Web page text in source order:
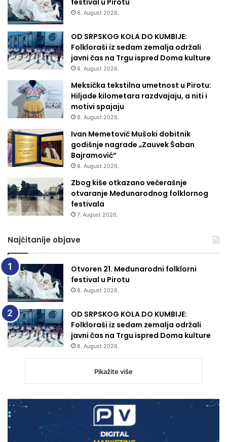
8. August 2026.
OD SRPSKOG KOLA DO KUMBIJE:
Folkloraši iz sedam zemalja održali
javni čas na Trgu ispred Doma kulture
8. August 2026.
Meksička tekstilna umetnost u Pirotu:
Hiljade kilometara razdvajaju, a niti i
motivi spajaju
8. August 2026.
Ivan Memetović Mušoki dobitnik
godišnje nagrade „Zauvek Šaban
Bajramović“
8. August 2026.
Zbog kiše otkazano večerašnje
otvaranje Međunarodnog folklornog
festivala
7. August 2026.
Najčitanije objave
Otvoren 21. Međunarodni folklorni
festival u Pirotu
8. August 2026.
OD SRPSKOG KOLA DO KUMBIJE:
Folkloraši iz sedam zemalja održali
javni čas na Trgu ispred Doma kulture
8. August 2026.
Pikažite više